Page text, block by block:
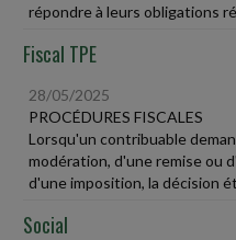
répondre à leurs obligations
Fiscal TPE
28/05/2025
PROCÉDURES FISCALES
Lorsqu'un contribuable
modération, d'une remise ou
d'une imposition, la décision
Social